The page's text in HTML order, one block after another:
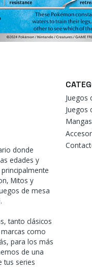
donde
edades y
Mitos y
de mesa
tanto clásicos
como
para los más
de una
tus series
Juegos
Juegos
Mangas